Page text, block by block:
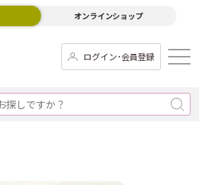
オンラインショップ
ログイン･会員登録